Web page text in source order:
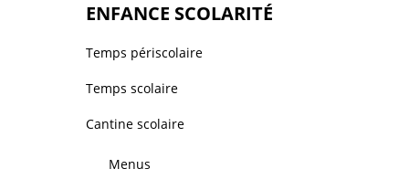
ENFANCE SCOLARITÉ
Temps périscolaire
Temps scolaire
Cantine scolaire
Menus